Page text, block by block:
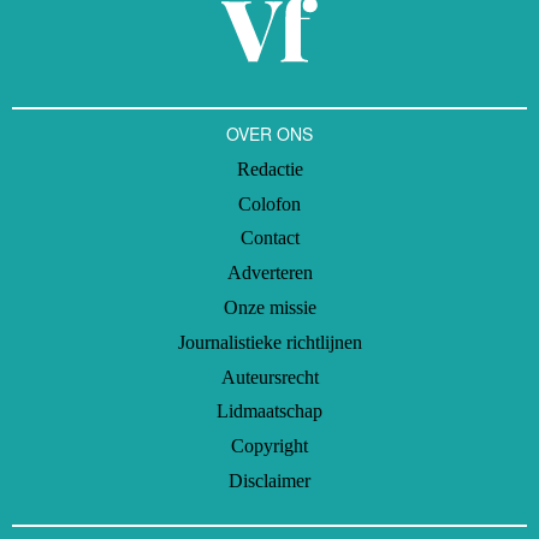
OVER ONS
Redactie
Colofon
Contact
Adverteren
Onze missie
Journalistieke richtlijnen
Auteursrecht
Lidmaatschap
Copyright
Disclaimer